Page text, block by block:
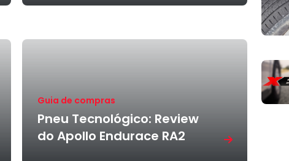
Guia de compras
Pneu Tecnológico: Review
do Apollo Endurace RA2